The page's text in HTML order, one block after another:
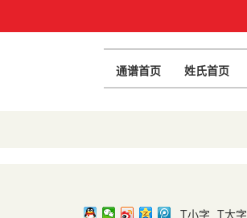
通谱首页 姓氏首页
T小字 T大字